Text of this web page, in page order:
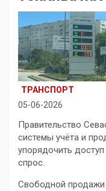
ТРАНСПОРТ
05-06-2026
Правительство
системы учёта и
упорядочить
спрос.
Свободной продажи